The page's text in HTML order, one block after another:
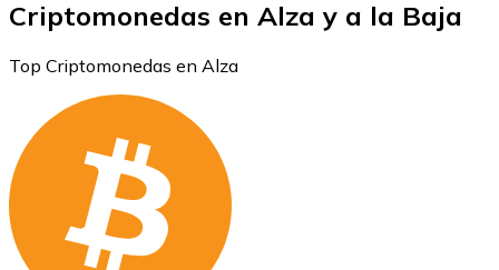
Criptomonedas en Alza y a la Baja
Top Criptomonedas en Alza